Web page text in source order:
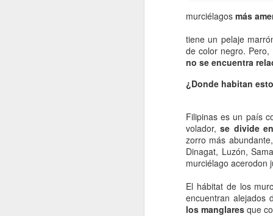
murciélagos más
tiene un pelaje
de color negro.
no se encuentra
¿Donde habitan
Filipinas es un país
volador, se divide
zorro más
Dinagat, Luzón,
murciélago acerodon
El hábitat de los
encuentran alejados
los manglares que
La contaminación: un
impacto ambiental de
la actualidad.
La contaminación en el desarrollo
alcanzado por la sociedad